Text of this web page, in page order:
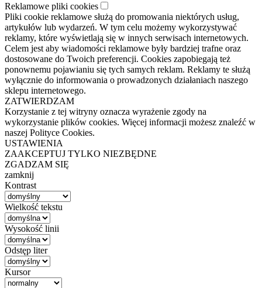
Reklamowe pliki cookies
Pliki cookie reklamowe służą do promowania niektórych usług,
artykułów lub wydarzeń. W tym celu możemy wykorzystywać
reklamy, które wyświetlają się w innych serwisach internetowych.
Celem jest aby wiadomości reklamowe były bardziej trafne oraz
dostosowane do Twoich preferencji. Cookies zapobiegają też
ponownemu pojawianiu się tych samych reklam. Reklamy te służą
wyłącznie do informowania o prowadzonych działaniach naszego
sklepu internetowego.
ZATWIERDZAM
Korzystanie z tej witryny oznacza wyrażenie zgody na
wykorzystanie plików cookies. Więcej informacji możesz znaleźć w
naszej Polityce Cookies.
USTAWIENIA
ZAAKCEPTUJ TYLKO NIEZBĘDNE
ZGADZAM SIĘ
zamknij
Kontrast
Wielkość tekstu
Wysokość linii
Odstęp liter
Kursor